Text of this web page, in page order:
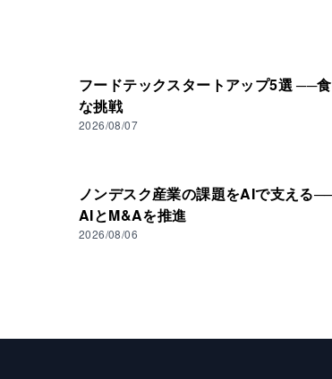
フードテックスタートアップ5選 ──
な挑戦
2026/08/07
ノンデスク産業の課題をAIで支える
AIとM&Aを推進
2026/08/06